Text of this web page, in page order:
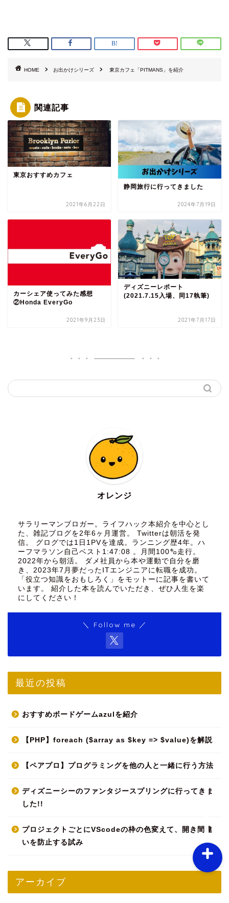
HOME お出かけシリーズ 東京カフェ「PITMANS」を紹介
関連記事
東京おすすめカフェ
2021年6月22日
静岡旅行に行ってきました
2024年7月19日
カーシェア使ってみた感想
②Honda EveryGo
2021年9月23日
ディズニーレポート
(2021.7.15入場、同17執筆)
2021年7月17日
オレンジ
サラリーマンブロガー。ライフハック本紹介を中心とし
た、雑記ブログを2年6ヶ月運営。 Twitterは朝活を発
信。 グログでは1日1PVを達成。ランニング歴4年。ハ
ーフマラソン自己ベスト1:47:08 。月間100㌔走行。
2022年から朝活。 ダメ社員から本や運動で自分を磨
き、2023年7月夢だったITエンジニアに転職を成功。
「役立つ知識をおもしろく」をモットーに記事を書いて
います。 紹介した本を読んでいただき、ぜひ人生を楽
にしてください！
＼ Follow me ／
最近の投稿
おすすめボードゲームazulを紹介
【PHP】foreach ($array as $key => $value)を解説
【ペアプロ】プログラミングを他の人と一緒に行う方法
ディズニーシーのファンタジースプリングに行ってきま
した!!
プロジェクトごとにVScodeの枠の色変えて、開き間違
いを防止する試み
アーカイブ
HOME
Twitter
お問い合わせ